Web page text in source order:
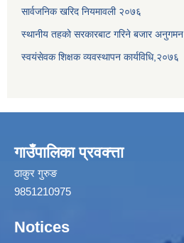
सार्वजनिक खरिद नियमावली २०७६
स्थानीय तहको सरकारबाट गरिने बजार अनुगमन
स्वयंसेवक शिक्षक व्यवस्थापन कार्यविधि,२०७६
गाउँपालिका प्रवक्त्ता
ठाकुर गुरुङ
9851210975
Notices